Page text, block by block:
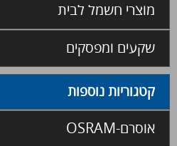
מוצרי חשמל לבית
שקעים ומפסקים
קטגוריות נוספות
אוסרם-OSRAM